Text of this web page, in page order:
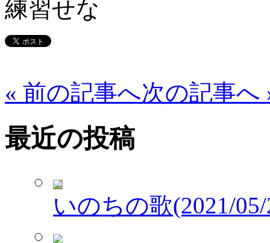
練習せな
« 前の記事へ次の記事へ
最近の投稿
いのちの歌(2021/